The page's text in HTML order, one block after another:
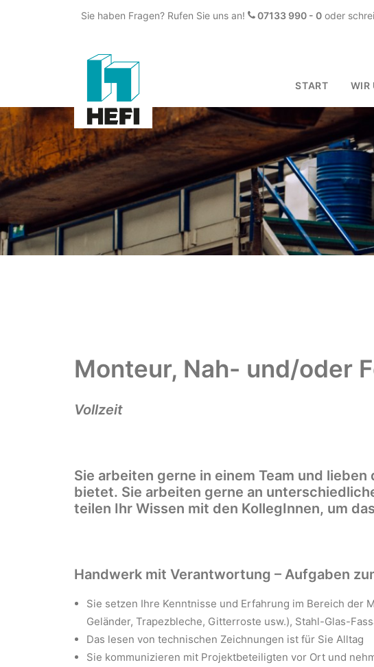
Sie haben Fragen? Rufen Sie uns an! 07133 990 - 0 oder
START WIR
Monteur, Nah- und/oder
Vollzeit
Sie arbeiten gerne in einem Team und
bietet. Sie arbeiten gerne an
teilen Ihr Wissen mit den KollegInnen, um
Handwerk mit Verantwortung – Aufgaben
Sie setzen Ihre Kenntnisse und Erfahrung im Bereich der
Geländer, Trapezbleche, Gitterroste usw.), Stahl-Glas-
Das lesen von technischen Zeichnungen ist für Sie Alltag
Sie kommunizieren mit Projektbeteiligten vor Ort und